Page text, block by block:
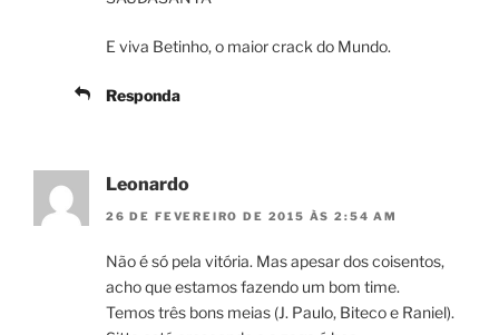
E viva Betinho, o maior crack do Mundo.
Responda
Leonardo
26 DE FEVEREIRO DE 2015 ÀS 2:54 AM
Não é só pela vitória. Mas apesar dos coisentos,
acho que estamos fazendo um bom time.
Temos três bons meias (J. Paulo, Biteco e Raniel).